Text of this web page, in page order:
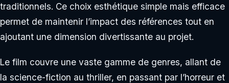
traditionnels. Ce choix esthétique simple mais efficace
permet de maintenir l’impact des références tout en
ajoutant une dimension divertissante au projet.
Le film couvre une vaste gamme de genres, allant de
la science-fiction au thriller, en passant par l’horreur et